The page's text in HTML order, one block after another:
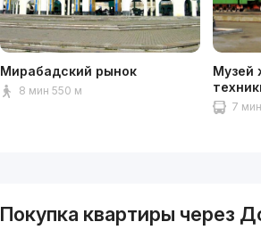
Мирабадский рынок
8 мин 550 м
Музей
7
Покупка квартиры через